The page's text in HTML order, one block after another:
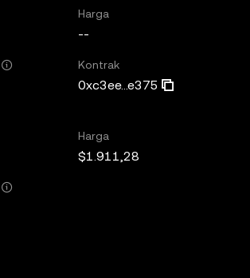
Harga
--
Kontrak
0xc3ee...e375
Harga
$1.911,28